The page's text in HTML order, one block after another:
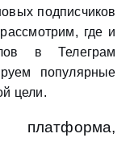
подписчиков
где и
в Телеграм
популярные
цели.